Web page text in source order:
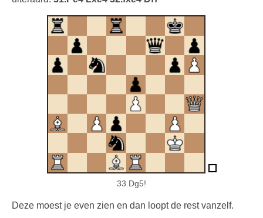
33.Dg5!
Deze moest je even zien en dan loopt de rest vanzelf.